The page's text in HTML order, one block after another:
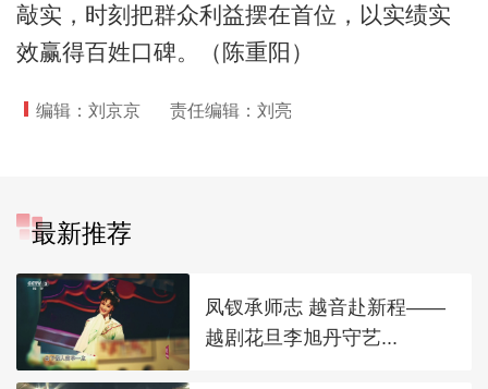
敲实，时刻把群众利益摆在首位，以实绩实
效赢得百姓口碑。（陈重阳）
编辑：刘京京 责任编辑：刘亮
最新推荐
凤钗承师志 越音赴新程——
越剧花旦李旭丹守艺...